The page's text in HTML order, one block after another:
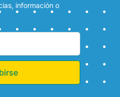
información o